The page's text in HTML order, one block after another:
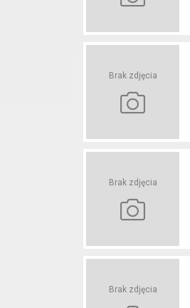
Brak zdjęcia
Brak zdjęcia
Brak zdjęcia